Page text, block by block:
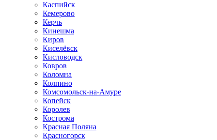
Каспийск
Кемерово
Керчь
Кинешма
Киров
Киселёвск
Кисловодск
Ковров
Коломна
Колпино
Комсомольск-на-Амуре
Копейск
Королев
Кострома
Красная Поляна
Красногорск